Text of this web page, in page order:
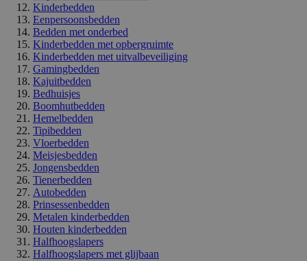
Kinderbedden
Eenpersoonsbedden
Bedden met onderbed
Kinderbedden met opbergruimte
Kinderbedden met uitvalbeveiliging
Gamingbedden
Kajuitbedden
Bedhuisjes
Boomhutbedden
Hemelbedden
Tipibedden
Vloerbedden
Meisjesbedden
Jongensbedden
Tienerbedden
Autobedden
Prinsessenbedden
Metalen kinderbedden
Houten kinderbedden
Halfhoogslapers
Halfhoogslapers met glijbaan